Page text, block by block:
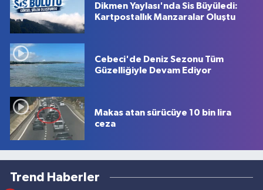
Dikmen Yaylası'nda Sis Büyüledi:
Kartpostallık Manzaralar Oluştu
Cebeci'de Deniz Sezonu Tüm
Güzelliğiyle Devam Ediyor
Makas atan sürücüye 10 bin lira
ceza
Trend Haberler